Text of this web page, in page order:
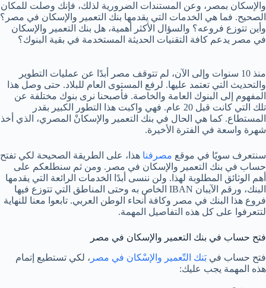
والإسكان بمصر، وعن المستندات الضرورية لذلك، فإنك وصلت للمكان
الصحيح. فما هي الخدمات التي يقدمها بنك التعمير والإسكان في مصر؟
وأين تتوزع فروعه؟ والسؤال الأكثر أهمية، هل بنك التعمير والإسكان
في مصر يدعم كافة التقنيات الحديثة المستخدمة في بقية البنوك؟
منذ 10 سنوات وإلى الآن، لم تتوقف مصر أبدًا عن عمليات التطوير
والتحديث التي تعتمد عليها. لرفع المستوى العام للبلاد. حتى وصل هذا
المفهوم إلى البنوك العامة والخاصة. فأصبحنا نرى بنوك مختلفة عن
تلك التي كانت قبل 20 عام. فهي واكبت هذا التطور الكبير بقدر
المستطاع. كما هي الحال في بنك التعمير والإسكانْ المصري، الذي أخذ
شهرة واسعة في الفترة الأخيرة.
سنتعرف سويًا في موقع مصرفنا هذا، على الطريقة الصحيحة لكي تفتح
حساب في بنك التعمير والإسكان في مصر. ومن ثم سنطلعكم على
أهم الوثائق المطلوبة لهذا. ولن ننسى أبدًا الخدمات الرائعة التي يقدمها
البنك، ورقم الآيبان IBAN الخاص به وحتى المناطق التي تتوزع فيها
فروع هذا البنك في مصر وكافة أنحاء الوطن العربي. تابعوا معنا للنهاية
لتتعرفوا على كل هذه التفاصيل المهمة.
فتح حساب في بنك التعمير والإسكان في مصر
فتح حساب فيبَنك التّعمير والإسْكان في مصر ، لكي تستطيع إتمام
هذه المهمة يجب عليك: